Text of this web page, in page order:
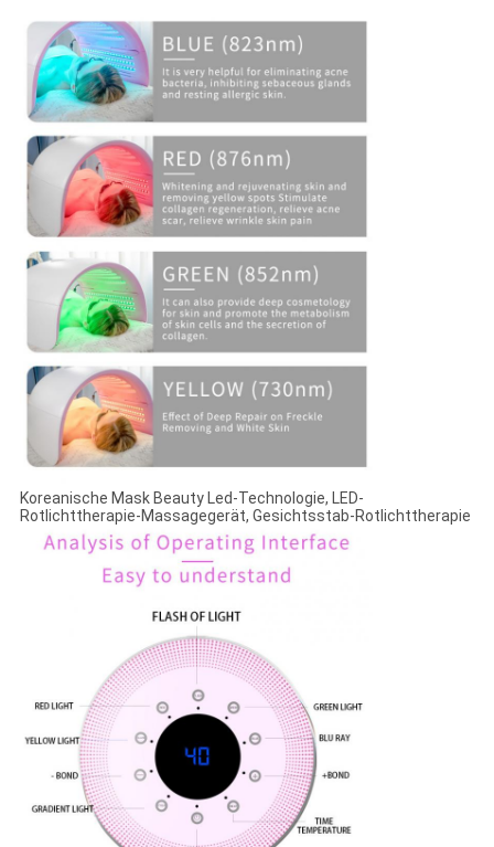
Koreanische Mask Beauty Led-Technologie, LED-
Rotlichttherapie-Massagegerät, Gesichtsstab-Rotlichttherapie